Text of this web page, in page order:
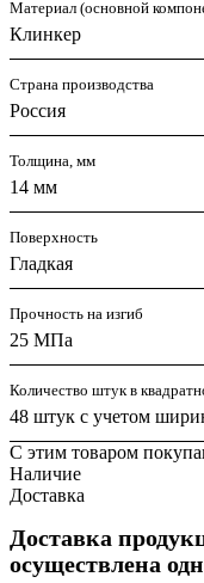
Материал (основной
Клинкер
Страна производства
Россия
Толщина, мм
14 мм
Поверхность
Гладкая
Прочность на изгиб
25 МПа
Количество штук в
48 штук с учетом
С этим товаром
Наличие
Доставка
Доставка
осуществлена